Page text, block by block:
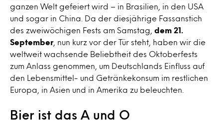
ganzen Welt gefeiert wird – in Brasilien, in den USA
und sogar in China. Da der diesjährige Fassanstich
des zweiwöchigen Fests am Samstag, dem 21.
September, nun kurz vor der Tür steht, haben wir die
weltweit wachsende Beliebtheit des Oktoberfests
zum Anlass genommen, um Deutschlands Einfluss auf
den Lebensmittel- und Getränkekonsum im restlichen
Europa, in Asien und in Amerika zu beleuchten.
Bier ist das A und O